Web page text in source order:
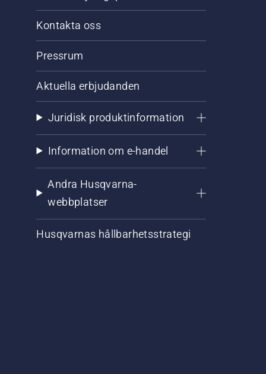
Kontakta oss
Pressrum
Aktuella erbjudanden
Juridisk produktinformation
Information om e-handel
Andra Husqvarna-
webbplatser
Husqvarnas hållbarhetsstrategi